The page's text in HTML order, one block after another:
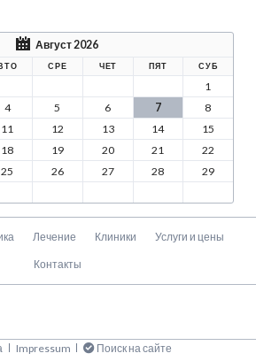
Август 2026
СРЕ ЧЕТ ПЯТ СУБ
1
4 5 6 7
8
11 12 13 14
15
18 19 20 21
22
25 26 27 28
29
Лечение Клиники Услуги и цены
Контакты
Impressum Поиск на сайте